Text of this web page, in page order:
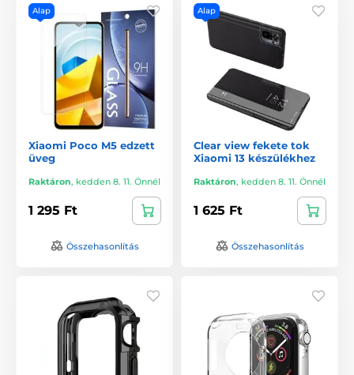
Alap
Xiaomi Poco M5 edzett
üveg
Raktáron, kedden 8. 11. Önnél
1 295 Ft
Összehasonlítás
Alap
Clear view fekete tok
Xiaomi 13 készülékhez
Raktáron, kedden 8. 11. Önnél
1 625 Ft
Összehasonlítás